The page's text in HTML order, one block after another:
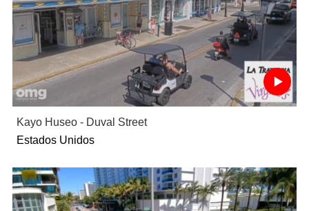
Kayo Huseo - Duval Street
Estados Unidos